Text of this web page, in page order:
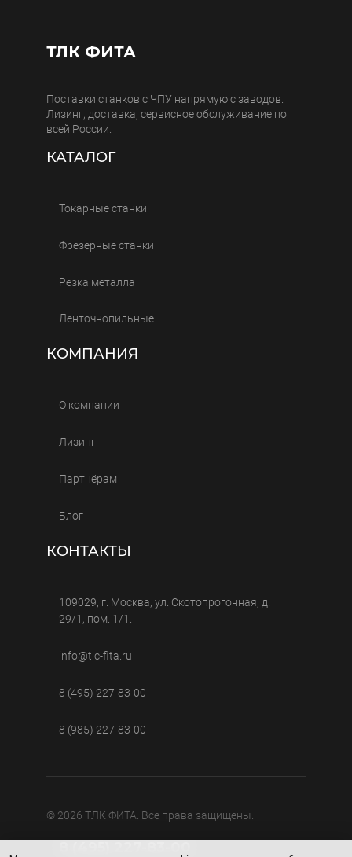
ТЛК ФИТА
Поставки станков с ЧПУ напрямую с заводов.
Лизинг, доставка, сервисное обслуживание по
всей России.
КАТАЛОГ
Токарные станки
Фрезерные станки
Резка металла
Ленточнопильные
КОМПАНИЯ
О компании
Лизинг
Партнёрам
Блог
КОНТАКТЫ
109029, г. Москва, ул. Скотопрогонная, д.
29/1, пом. 1/1.
info@tlc-fita.ru
8 (495) 227-83-00
8 (985) 227-83-00
© 2026 ТЛК ФИТА. Все права защищены.